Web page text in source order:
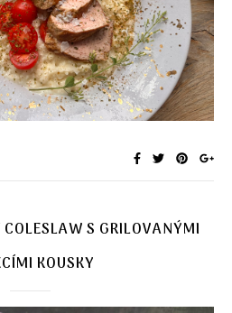
S GRILOVANÝMI
KOUSKY